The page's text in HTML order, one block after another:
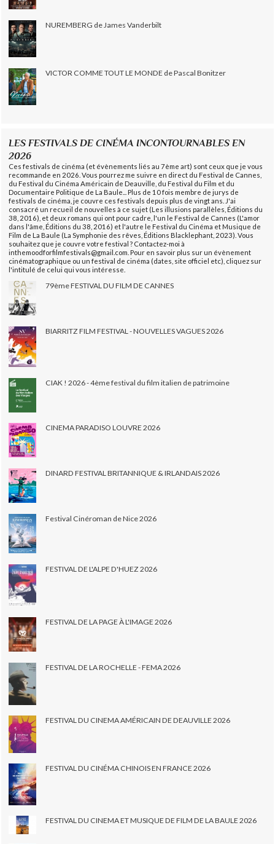
NUREMBERG de James Vanderbilt
VICTOR COMME TOUT LE MONDE de Pascal Bonitzer
LES FESTIVALS DE CINÉMA INCONTOURNABLES EN
2026
Ces festivals de cinéma (et évènements liés au 7ème art) sont ceux que je vous
recommande en 2026. Vous pourrez me suivre en direct du Festival de Cannes,
du Festival du Cinéma Américain de Deauville, du Festival du Film et du
Documentaire Politique de La Baule... Plus de 10 fois membre de jurys de
festivals de cinéma, je couvre ces festivals depuis plus de vingt ans. J'ai
consacré un recueil de nouvelles à ce sujet (Les illusions parallèles, Éditions du
38, 2016), et deux romans qui ont pour cadre, l'un le Festival de Cannes (L'amor
dans l'âme, Éditions du 38, 2016) et l'autre le Festival du Cinéma et Musique de
Film de La Baule (La Symphonie des rêves, Éditions Blacklephant, 2023). Vous
souhaitez que je couvre votre festival ? Contactez-moi à
inthemoodforfilmfestivals@gmail.com. Pour en savoir plus sur un évènement
cinématographique ou un festival de cinéma (dates, site officiel etc), cliquez sur
l'intitulé de celui qui vous intéresse.
79ème FESTIVAL DU FILM DE CANNES
BIARRITZ FILM FESTIVAL - NOUVELLES VAGUES 2026
CIAK ! 2026 - 4ème festival du film italien de patrimoine
CINEMA PARADISO LOUVRE 2026
DINARD FESTIVAL BRITANNIQUE & IRLANDAIS 2026
Festival Cinéroman de Nice 2026
FESTIVAL DE L'ALPE D'HUEZ 2026
FESTIVAL DE LA PAGE À L'IMAGE 2026
FESTIVAL DE LA ROCHELLE - FEMA 2026
FESTIVAL DU CINEMA AMÉRICAIN DE DEAUVILLE 2026
FESTIVAL DU CINÉMA CHINOIS EN FRANCE 2026
FESTIVAL DU CINEMA ET MUSIQUE DE FILM DE LA BAULE 2026